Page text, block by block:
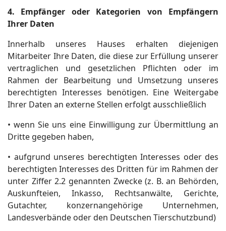
4. Empfänger oder Kategorien von Empfängern
Ihrer Daten
Innerhalb unseres Hauses erhalten diejenigen
Mitarbeiter Ihre Daten, die diese zur Erfüllung unserer
vertraglichen und gesetzlichen Pflichten oder im
Rahmen der Bearbeitung und Umsetzung unseres
berechtigten Interesses benötigen. Eine Weitergabe
Ihrer Daten an externe Stellen erfolgt ausschließlich
• wenn Sie uns eine Einwilligung zur Übermittlung an
Dritte gegeben haben,
• aufgrund unseres berechtigten Interesses oder des
berechtigten Interesses des Dritten für im Rahmen der
unter Ziffer 2.2 genannten Zwecke (z. B. an Behörden,
Auskunfteien, Inkasso, Rechtsanwälte, Gerichte,
Gutachter, konzernangehörige Unternehmen,
Landesverbände oder den Deutschen Tierschutzbund)